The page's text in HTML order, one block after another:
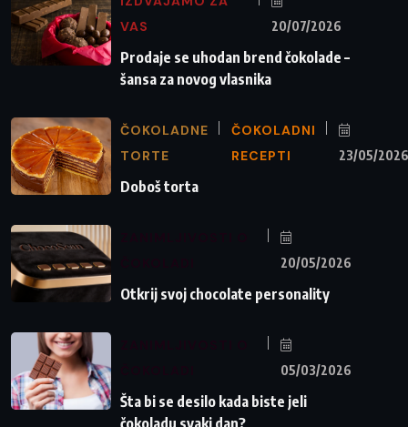
VAS
20/07/2026
Prodaje se uhodan brend čokolade –
šansa za novog vlasnika
ČOKOLADNE
TORTE
ČOKOLADNI
RECEPTI
23/05/2026
Doboš torta
20/05/2026
Otkrij svoj chocolate personality
05/03/2026
Šta bi se desilo kada biste jeli
čokoladu svaki dan?